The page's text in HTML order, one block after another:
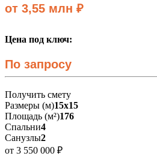
от 3,55 млн ₽
Цена под ключ:
По запросу
Получить смету
Размеры (м)15х15
Площадь (м²)176
Спальни4
Санузлы2
от 3 550 000 ₽